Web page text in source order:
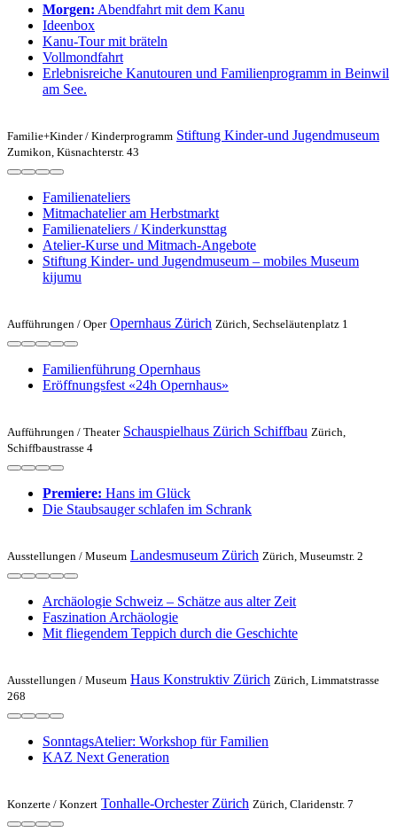
Morgen: Abendfahrt mit dem Kanu
Ideenbox
Kanu-Tour mit bräteln
Vollmondfahrt
Erlebnisreiche Kanutouren und Familienprogramm in Beinwil
am See.
Familie+Kinder / Kinderprogramm Stiftung Kinder-und Jugendmuseum
Zumikon, Küsnachterstr. 43
Familienateliers
Mitmachatelier am Herbstmarkt
Familienateliers / Kinderkunsttag
Atelier-Kurse und Mitmach-Angebote
Stiftung Kinder- und Jugendmuseum – mobiles Museum
kijumu
Aufführungen / Oper Opernhaus Zürich Zürich, Sechseläutenplatz 1
Familienführung Opernhaus
Eröffnungsfest «24h Opernhaus»
Aufführungen / Theater Schauspielhaus Zürich Schiffbau Zürich,
Schiffbaustrasse 4
Premiere: Hans im Glück
Die Staubsauger schlafen im Schrank
Ausstellungen / Museum Landesmuseum Zürich Zürich, Museumstr. 2
Archäologie Schweiz – Schätze aus alter Zeit
Faszination Archäologie
Mit fliegendem Teppich durch die Geschichte
Ausstellungen / Museum Haus Konstruktiv Zürich Zürich, Limmatstrasse
268
SonntagsAtelier: Workshop für Familien
KAZ Next Generation
Konzerte / Konzert Tonhalle-Orchester Zürich Zürich, Claridenstr. 7